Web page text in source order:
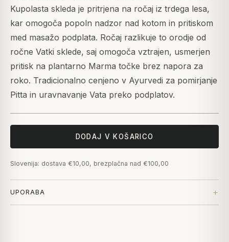
Kupolasta skleda je pritrjena na ročaj iz trdega lesa,
kar omogoča popoln nadzor nad kotom in pritiskom
med masažo podplata. Ročaj razlikuje to orodje od
ročne Vatki sklede, saj omogoča vztrajen, usmerjen
pritisk na plantarno Marma točke brez napora za
roko. Tradicionalno cenjeno v Ayurvedi za pomirjanje
Pitta in uravnavanje Vata preko podplatov.
DODAJ V KOŠARICO
Slovenija: dostava €10,00, brezplačna nad €100,00
UPORABA